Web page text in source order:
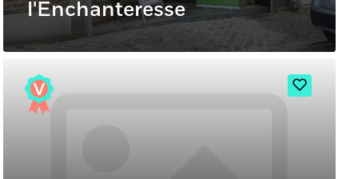
l'Enchanteresse